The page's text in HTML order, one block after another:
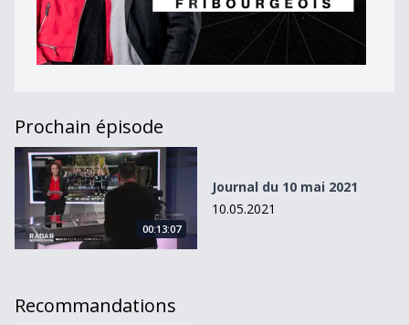
Prochain épisode
Journal du 10 mai 2021
00:13:07
Journal du 10 mai 2021
10.05.2021
Recommandations